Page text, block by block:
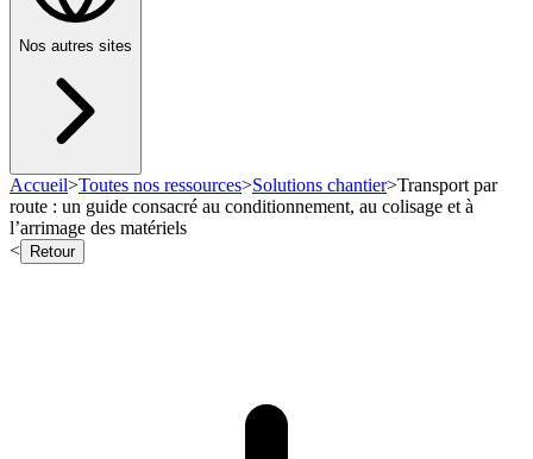
Nos autres sites
Accueil>Toutes nos ressources>Solutions chantier>Transport par
route : un guide consacré au conditionnement, au colisage et à
l’arrimage des matériels
<
Retour